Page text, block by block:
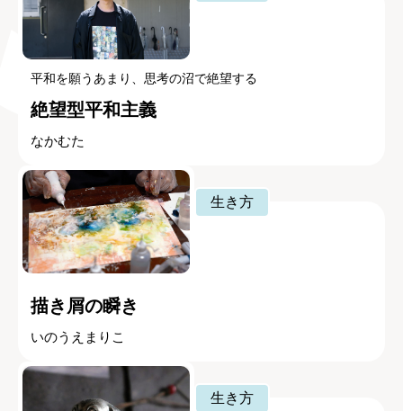
平和を願うあまり、思考の沼で絶望する
絶望型平和主義
なかむた
生き方
描き屑の瞬き
いのうえまりこ
生き方